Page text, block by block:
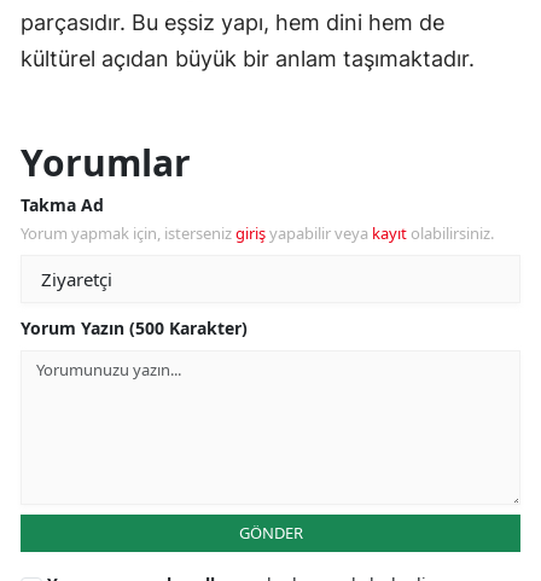
parçasıdır. Bu eşsiz yapı, hem dini hem de
kültürel açıdan büyük bir anlam taşımaktadır.
Yorumlar
Takma Ad
Yorum yapmak için, istersenizgirişyapabilir veya kayıt olabilirsiniz.
Yorum Yazın (500 Karakter)
GÖNDER